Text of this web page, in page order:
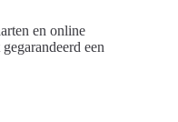
en online
een